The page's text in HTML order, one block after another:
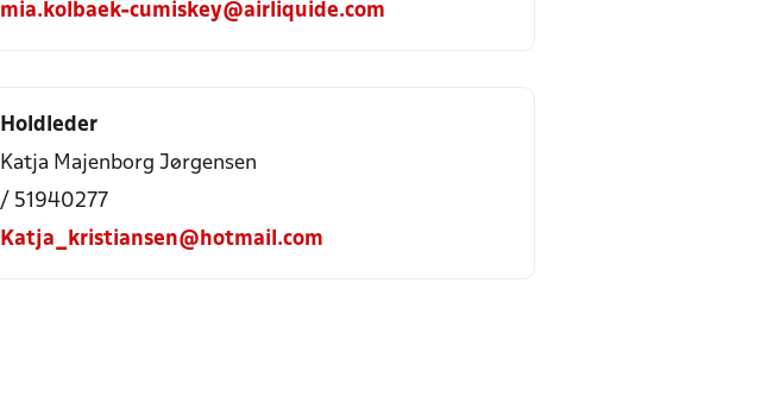
mia.kolbaek-cumiskey@airliquide.com
Holdleder
Katja Majenborg Jørgensen
/ 51940277
Katja_kristiansen@hotmail.com